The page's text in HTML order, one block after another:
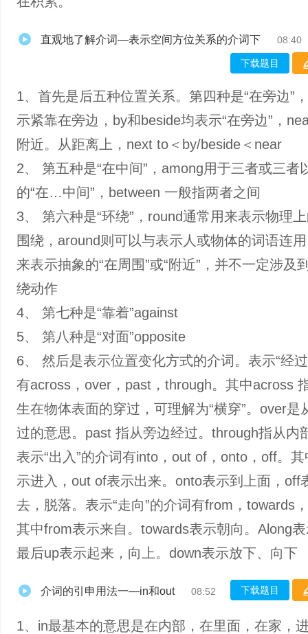
直观地了解介词—表示空间方位关系的介词下 08:40
下载题目
1、首先是后五种位置关系。第四种是“在旁边”
示紧靠在旁边，by和beside均表示“在旁边”，
附近。从距离上，next to＜by/beside＜near
2、 第五种是“在中间”，among用于三者或三者
的“在…中间”，between 一般指两者之间
3、 第六种是“环绕”，round通常用来表示物理
围绕，around则可以与表示人或物体的词语连
来表示抽象的“在周围”或“附近”，并不一定涉及
绕动作
4、 第七种是‌“靠着”against
5、 第八种是“对面”opposite
6、 然后是表示位置变化方式的介词。表示“经
有across，over，past，through。其中across
生在物体表面的穿过，可理解为“横穿”。over是
过的意思。past 指从旁边经过。through指从内
表示“出入”的介词有into，out of，onto，off。
示进入，out of表示出来。onto表示到上面，off
去，脱落。表示“走向”的介词有from，towards
其中from表示来自。towards表示朝向。Along
最后up表示起来，向上。down表示放下、向下
介词的引申用法一—in和out 08:52 下载题目
1、in最基本的意思是在内部，在里面，在家，